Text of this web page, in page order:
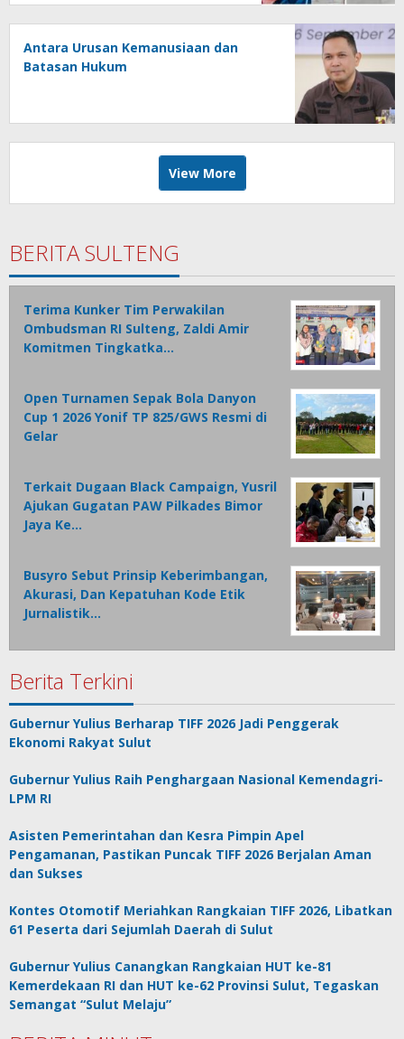
Antara Urusan Kemanusiaan dan
Batasan Hukum
View More
BERITA SULTENG
Terima Kunker Tim Perwakilan
Ombudsman RI Sulteng, Zaldi Amir
Komitmen Tingkatka…
Open Turnamen Sepak Bola Danyon
Cup 1 2026 Yonif TP 825/GWS Resmi di
Gelar
Terkait Dugaan Black Campaign, Yusril
Ajukan Gugatan PAW Pilkades Bimor
Jaya Ke…
Busyro Sebut Prinsip Keberimbangan,
Akurasi, Dan Kepatuhan Kode Etik
Jurnalistik…
Berita Terkini
Gubernur Yulius Berharap TIFF 2026 Jadi Penggerak
Ekonomi Rakyat Sulut
Gubernur Yulius Raih Penghargaan Nasional Kemendagri-
LPM RI
Asisten Pemerintahan dan Kesra Pimpin Apel
Pengamanan, Pastikan Puncak TIFF 2026 Berjalan Aman
dan Sukses
Kontes Otomotif Meriahkan Rangkaian TIFF 2026, Libatkan
61 Peserta dari Sejumlah Daerah di Sulut
Gubernur Yulius Canangkan Rangkaian HUT ke-81
Kemerdekaan RI dan HUT ke-62 Provinsi Sulut, Tegaskan
Semangat “Sulut Melaju”